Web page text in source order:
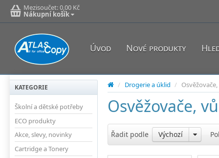
Mezisoučet:0,00 Kč
Nákupní košík
Úvod Nové produkty
KATEGORIE
Školní a dětské potřeby
ECO produkty
Akce, slevy, novinky
Cartridge a Tonery
/ Drogerie a úklid /
Osvěžovače,
Řadit podle Výchozí